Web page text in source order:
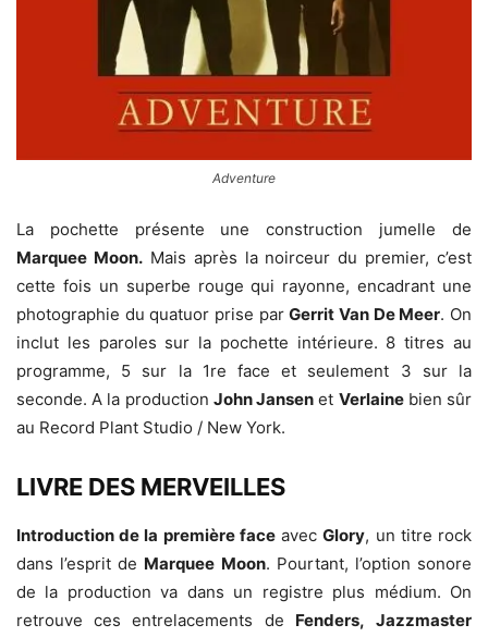
Adventure
La pochette présente une construction jumelle de
Marquee Moon.Mais après la noirceur du premier, c’est
cette fois un superbe rouge qui rayonne, encadrant une
photographie du quatuor prise parGerrit Van De Meer. On
inclut les paroles sur la pochette intérieure. 8 titres au
programme, 5 sur la 1re face et seulement 3 sur la
seconde. A la production John Jansen et Verlainebien sûr
au Record Plant Studio / New York.
LIVRE DES MERVEILLES
Introduction de la première faceavecGlory, un titre rock
dans l’esprit de Marquee Moon. Pourtant, l’option sonore
de la production va dans un registre plus médium. On
retrouve ces entrelacements de Fenders, Jazzmaster